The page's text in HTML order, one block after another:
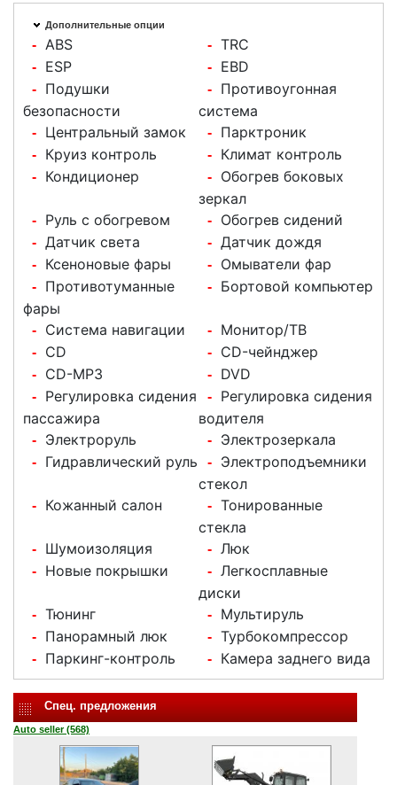
Дополнительные опции
- ABS - TRC
- ESP - EBD
-
Подушки
безопасности
-
Противоугонная
система
- Центральный замок - Парктроник
- Круиз контроль - Климат контроль
- Кондиционер -
Обогрев боковых
зеркал
- Руль с обогревом - Обогрев сидений
- Датчик света - Датчик дождя
- Ксеноновые фары - Омыватели фар
-
Противотуманные
фары
- Бортовой компьютер
- Система навигации - Монитор/ТВ
- CD - CD-чейнджер
- CD-MP3 - DVD
-
Регулировка сидения
пассажира
-
Регулировка сидения
водителя
- Электроруль - Электрозеркала
- Гидравлический руль -
Электроподъемники
стекол
- Кожанный салон - Тонированные
стекла
- Шумоизоляция - Люк
- Новые покрышки - Легкосплавные
диски
- Тюнинг - Мультируль
- Панорамный люк - Турбокомпрессор
- Паркинг-контроль - Камера заднего вида
Спец. предложения
Auto seller (568)